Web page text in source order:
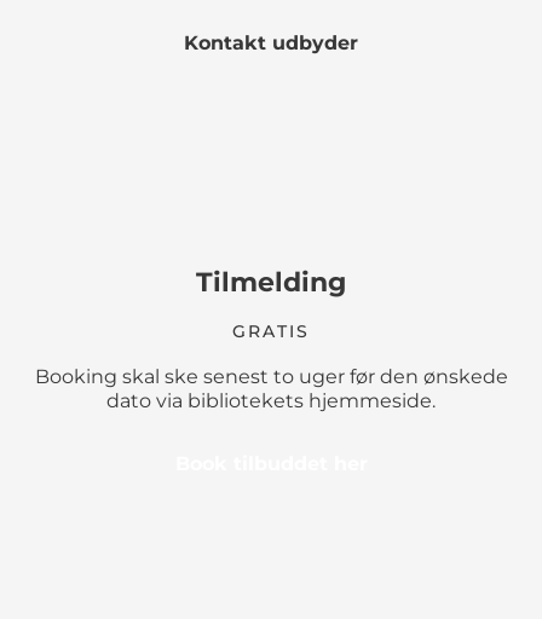
Kontakt udbyder
Tilmelding
GRATIS
Booking skal ske senest to uger før den ønskede
dato via bibliotekets hjemmeside.